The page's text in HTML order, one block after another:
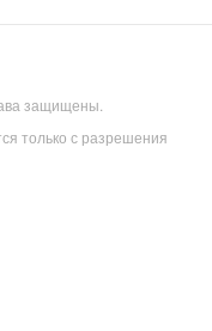
защищены.
только с разрешения